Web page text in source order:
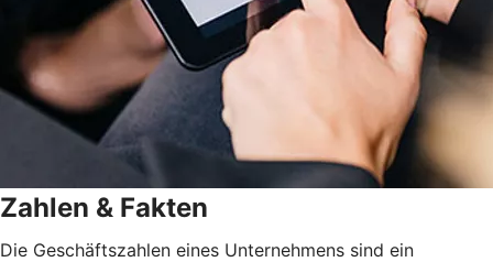
Zahlen & Fakten
Die Geschäftszahlen eines Unternehmens sind ein